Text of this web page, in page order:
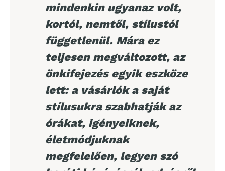
mindenkin ugyanaz volt,
kortól, nemtől, stílustól
függetlenül. Mára ez
teljesen megváltozott, az
önkifejezés egyik eszköze
lett: a vásárlók a saját
stílusukra szabhatják az
órákat, igényeiknek,
életmódjuknak
megfelelően, legyen szó